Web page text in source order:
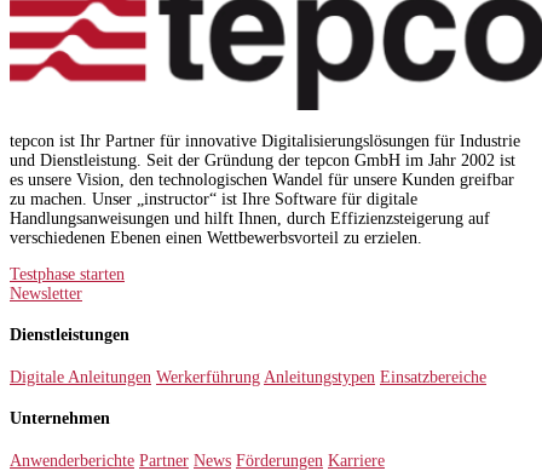
tepcon ist Ihr Partner für innovative Digitalisierungslösungen für Industrie
und Dienstleistung. Seit der Gründung der tepcon GmbH im Jahr 2002 ist
es unsere Vision, den technologischen Wandel für unsere Kunden greifbar
zu machen. Unser „instructor“ ist Ihre Software für digitale
Handlungsanweisungen und hilft Ihnen, durch Effizienzsteigerung auf
verschiedenen Ebenen einen Wettbewerbsvorteil zu erzielen.
Testphase starten
Newsletter
Dienstleistungen
Digitale Anleitungen Werkerführung Anleitungstypen Einsatzbereiche
Unternehmen
Anwenderberichte Partner News Förderungen Karriere